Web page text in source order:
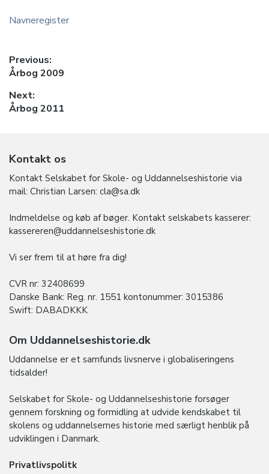
Navneregister
Indlægsnavigation
Previous:
Previous
Årbog 2009
Next:
Next
Årbog 2011
Kontakt os
Kontakt Selskabet for Skole- og Uddannelseshistorie via
mail: Christian Larsen: cla@sa.dk
Indmeldelse og køb af bøger. Kontakt selskabets kasserer:
kassereren@uddannelseshistorie.dk
Vi ser frem til at høre fra dig!
CVR nr: 32408699
Danske Bank: Reg. nr. 1551 kontonummer: 3015386
Swift: DABADKKK
Om Uddannelseshistorie.dk
Uddannelse er et samfunds livsnerve i globaliseringens
tidsalder!
Selskabet for Skole- og Uddannelseshistorie forsøger
gennem forskning og formidling at udvide kendskabet til
skolens og uddannelsernes historie med særligt henblik på
udviklingen i Danmark.
Privatlivspolitk